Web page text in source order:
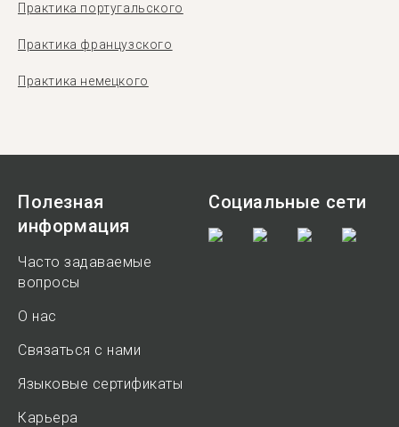
Практика португальского
Практика французского
Практика немецкого
Полезная
информация
Часто задаваемые
вопросы
О нас
Связаться с нами
Языковые сертификаты
Карьера
Социальные сети